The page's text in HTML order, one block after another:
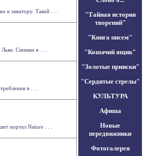
экватору. Такой . . .
Снимки в . . .
в . . .
портал Nature . . .
"Тайная история
творений"
"Книга писем"
"Кошачий ящик"
"Золотые прииски"
"Сердитые стрелы"
КУЛЬТУРА
Афиша
Новые
передвижники
Фотогалерея